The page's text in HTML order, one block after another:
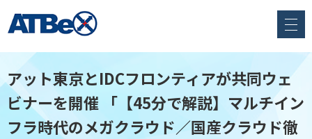
アット東京とIDCフロンティアが共同ウェ
ビナーを開催 「【45分で解説】マルチイン
フラ時代のメガクラウド／国産クラウド徹